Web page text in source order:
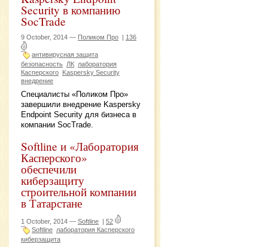
Security в компанию
SocTrade
9 October, 2014 — Поликом Про | 136
антивирусная защита
безопасность ЛК лаборатория
Касперского Kaspersky Security
внедрение
Специалисты «Поликом Про»
завершили внедрение Kaspersky
Endpoint Security для бизнеса в
компании SocTrade.
Softline и «Лаборатория
Касперского»
обеспечили
киберзащиту
строительной компании
в Татарстане
1 October, 2014 — Softline
52
Softline лаборатория Касперского
киберзащита